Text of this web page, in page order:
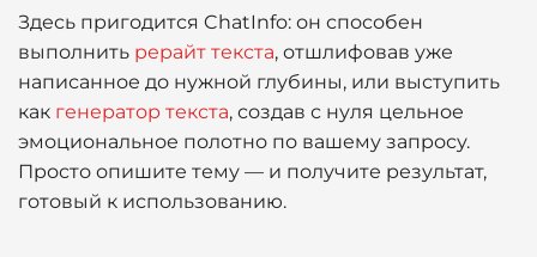
Здесь пригодится ChatInfo: он способен
выполнить рерайт текста, отшлифовав уже
написанное до нужной глубины, или выступить
как генератор текста, создав с нуля цельное
эмоциональное полотно по вашему запросу.
Просто опишите тему — и получите результат,
готовый к использованию.